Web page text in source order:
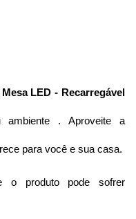
LED - Recarregável
ambiente . Aproveite a
para você e sua casa.
o produto pode sofrer